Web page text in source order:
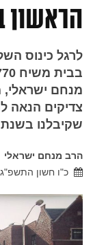
הראשון
לרגל כינוס
מנחם ישראלי,
צדיקים הנאה
שקיבלנו
הרב מנחם ישראלי
כ"ו חשון התשפ"ג, 20.11.2022, 12:41